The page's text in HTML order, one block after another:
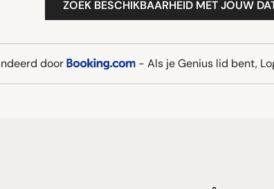
ZOEK BESCHIKBAARHEID MET JOUW
door - Als je Genius lid bent,